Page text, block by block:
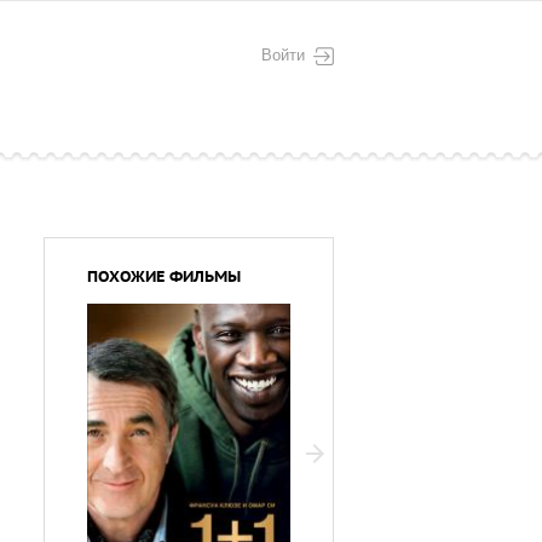
Войти
ПОХОЖИЕ ФИЛЬМЫ